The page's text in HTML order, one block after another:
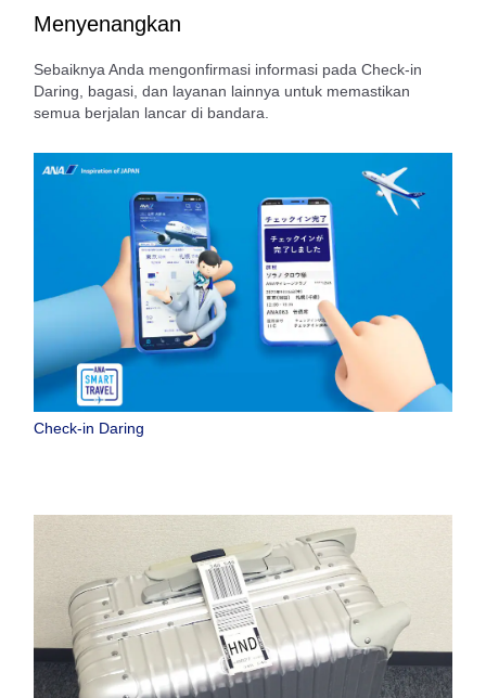
Menyenangkan
Sebaiknya Anda mengonfirmasi informasi pada Check-in
Daring, bagasi, dan layanan lainnya untuk memastikan
semua berjalan lancar di bandara.
Check-in Daring